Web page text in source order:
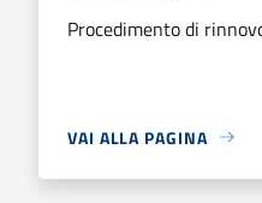
Procedimento di
VAI ALLA PAGINA